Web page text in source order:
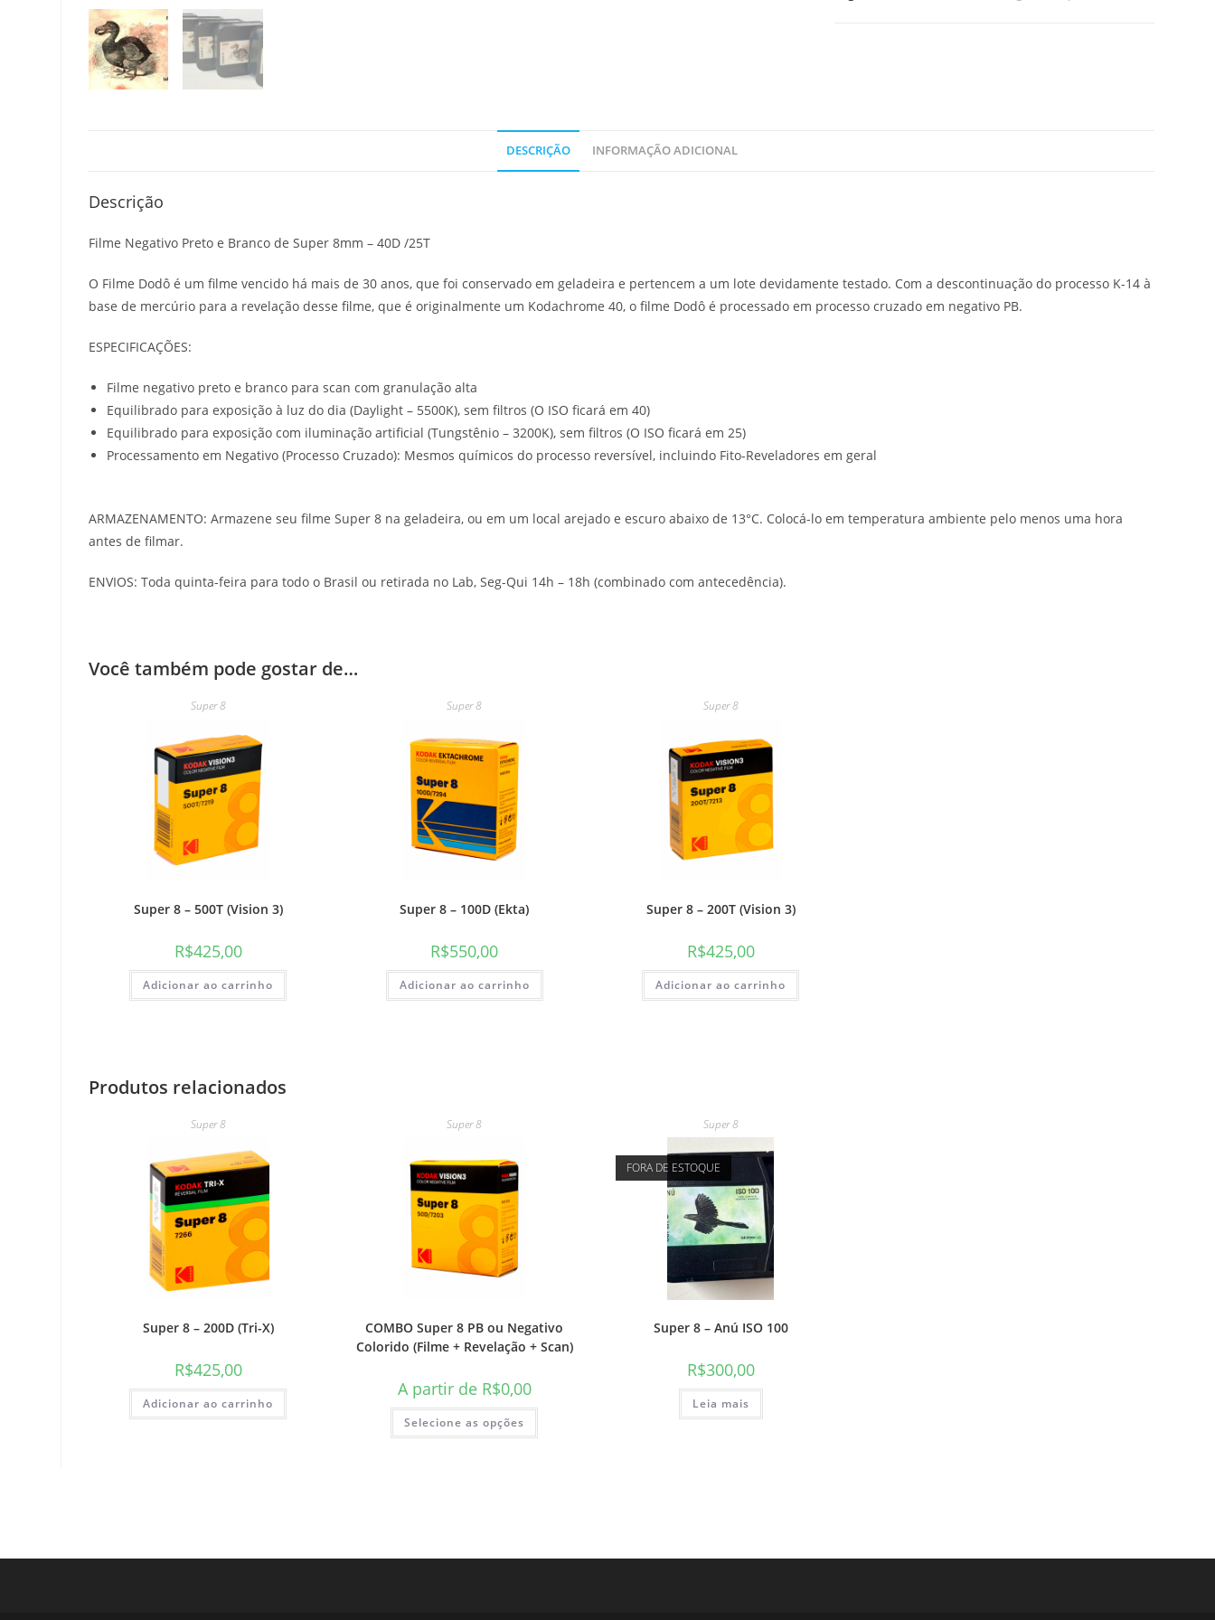
DESCRIÇÃO INFORMAÇÃO ADICIONAL
Descrição
Filme Negativo Preto e Branco de Super 8mm – 40D /25T
O Filme Dodô é um filme vencido há mais de 30 anos, que foi conservado em geladeira e pertencem a um lote devidamente testado. Com a descontinuação do processo K-14 à
base de mercúrio para a revelação desse filme, que é originalmente um Kodachrome 40, o filme Dodô é processado em processo cruzado em negativo PB.
ESPECIFICAÇÕES:
Filme negativo preto e branco para scan com granulação alta
Equilibrado para exposição à luz do dia (Daylight – 5500K), sem filtros (O ISO ficará em 40)
Equilibrado para exposição com iluminação artificial (Tungstênio – 3200K), sem filtros (O ISO ficará em 25)
Processamento em Negativo (Processo Cruzado): Mesmos químicos do processo reversível, incluindo Fito-Reveladores em geral
ARMAZENAMENTO: Armazene seu filme Super 8 na geladeira, ou em um local arejado e escuro abaixo de 13°C. Colocá-lo em temperatura ambiente pelo menos uma hora
antes de filmar.
ENVIOS: Toda quinta-feira para todo o Brasil ou retirada no Lab, Seg-Qui 14h – 18h (combinado com antecedência).
Você também pode gostar de…
Super 8
Super 8 – 500T (Vision 3)
R$425,00
Adicionar ao carrinho
Super 8
Super 8 – 100D (Ekta)
R$550,00
Adicionar ao carrinho
Super 8
Super 8 – 200T (Vision 3)
R$425,00
Adicionar ao carrinho
Produtos relacionados
Super 8
Super 8 – 200D (Tri-X)
R$425,00
Adicionar ao carrinho
Super 8
COMBO Super 8 PB ou Negativo
Colorido (Filme + Revelação + Scan)
A partir de R$0,00
Selecione as opções
Super 8
FORA DE ESTOQUE
Super 8 – Anú ISO 100
R$300,00
Leia mais